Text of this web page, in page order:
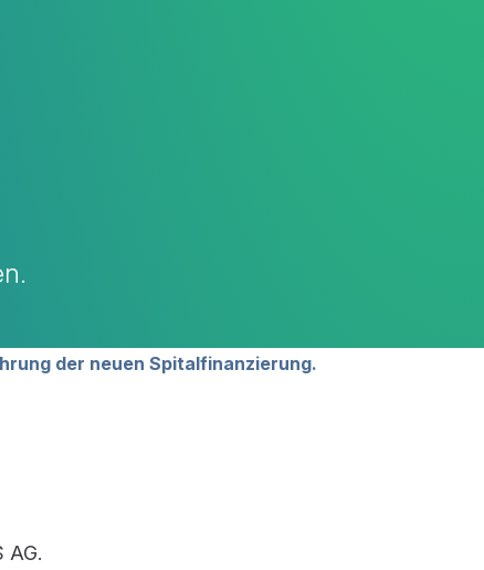
der neuen Spitalfinanzierung.
AG.